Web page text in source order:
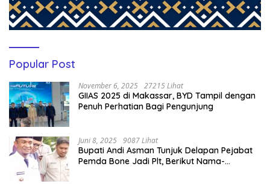
Popular Post
November 6, 2025 27215 Lihat
GIIAS 2025 di Makassar, BYD Tampil dengan
Penuh Perhatian Bagi Pengunjung
Juni 8, 2025 9087 Lihat
Bupati Andi Asman Tunjuk Delapan Pejabat
Pemda Bone Jadi Plt, Berikut Nama-